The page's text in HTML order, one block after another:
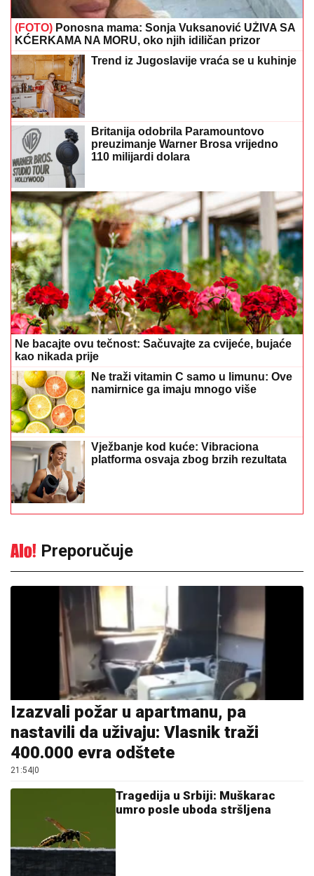
(FOTO) Ponosna mama: Sonja Vuksanović UŽIVA SA
KĆERKAMA NA MORU, oko njih idiličan prizor
Trend iz Jugoslavije vraća se u kuhinje
Britanija odobrila Paramountovo
preuzimanje Warner Brosa vrijedno
110 milijardi dolara
Ne bacajte ovu tečnost: Sačuvajte za cvijeće, bujaće
kao nikada prije
Ne traži vitamin C samo u limunu: Ove
namirnice ga imaju mnogo više
Vježbanje kod kuće: Vibraciona
platforma osvaja zbog brzih rezultata
Preporučuje
Izazvali požar u apartmanu, pa
nastavili da uživaju: Vlasnik traži
400.000 evra odštete
21:54 0
Tragedija u Srbiji: Muškarac
umro posle uboda stršljena